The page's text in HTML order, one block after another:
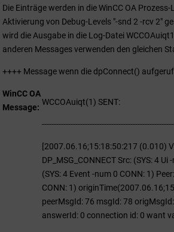
Die Einträge werden in dieWinCC OA Prozess-
Aktivierung von Debug-Levels "-snd 2 -rcv 2"
wird die Ausgabe in die Log-Datei
anderen Messages verwenden den gleichen
++++ Message wenn die dpConnect()
WinCC OA
Message
WCCOAuiqt(1) SENT:
[2007.06.16;15:18:50:217 (0.010)
DP_MSG_CONNECT Src: (SYS: 4 Ui
(SYS: 4 Event -num 0 CONN: 1)
CONN: 1)
peerMsgId: 76 msgId: 78
answerId: 0 connection id: 0 want